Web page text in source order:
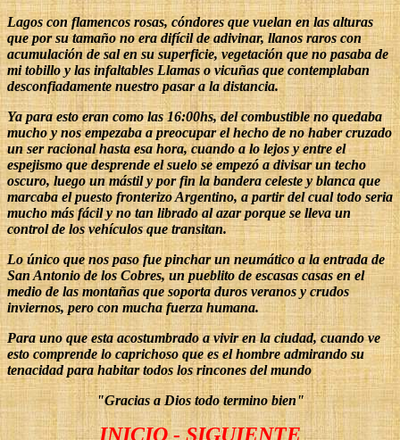
Lagos con flamencos rosas, cóndores que vuelan en las alturas
que por su tamaño no era difícil de adivinar, llanos raros con
acumulación de sal en su superficie, vegetación que no pasaba de
mi tobillo y las infaltables Llamas o vicuñas que contemplaban
desconfiadamente nuestro pasar a la distancia.
Ya para esto eran como las 16:00hs, del combustible no quedaba
mucho y nos empezaba a preocupar el hecho de no haber cruzado
un ser racional hasta esa hora, cuando a lo lejos y entre el
espejismo que desprende el suelo se empezó a divisar un techo
oscuro, luego un mástil y por fin la bandera celeste y blanca que
marcaba el puesto fronterizo Argentino, a partir del cual todo seria
mucho más fácil y no tan librado al azar porque se lleva un
control de los vehículos que transitan.
Lo único que nos paso fue pinchar un neumático a la entrada de
San Antonio de los Cobres, un pueblito de escasas casas en el
medio de las montañas que soporta duros veranos y crudos
inviernos, pero con mucha fuerza humana.
Para uno que esta acostumbrado a vivir en la ciudad, cuando ve
esto comprende lo caprichoso que es el hombre admirando su
tenacidad para habitar todos los rincones del mundo
"Gracias a Dios todo termino bien"
INICIO-SIGUIENTE